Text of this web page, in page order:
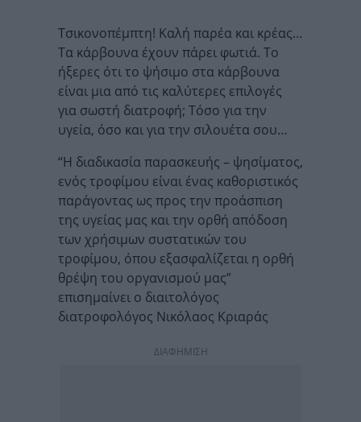
Τσικονοπέμπτη! Καλή παρέα και κρέας…
Τα κάρβουνα έχουν πάρει φωτιά. Το
ήξερες ότι το ψήσιμο στα κάρβουνα
είναι μια από τις καλύτερες επιλογές
για σωστή διατροφή; Τόσο για την
υγεία, όσο και για την σιλουέτα σου…
“Η διαδικασία παρασκευής – ψησίματος,
ενός τροφίμου είναι ένας καθοριστικός
παράγοντας ως προς την προάσπιση
της υγείας μας και την ορθή απόδοση
των χρήσιμων συστατικών του
τροφίμου, όπου εξασφαλίζεται η ορθή
θρέψη του οργανισμού μας”
επισημαίνει ο διαιτολόγος
διατροφολόγος Νικόλαος Κριαράς
ΔΙΑΦΗΜΙΣΗ